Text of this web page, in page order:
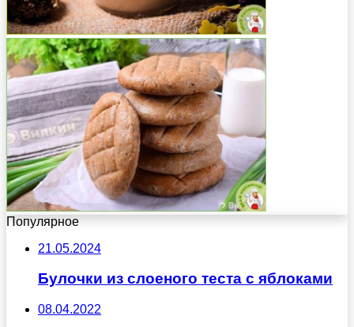
Популярное
21.05.2024
Булочки из слоеного теста с яблоками
08.04.2022